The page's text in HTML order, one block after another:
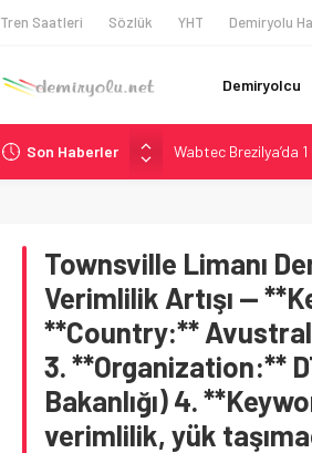
Tren Saatleri Sözlük YHT Demiryolu
Demiryolcu
Son Haberler
Wabtec Brezilya’da
ABD’de CREATE
DB Modernizasyon
Utah’ta 31 Milyon
Townsville Limanı
Verimlilik Artışı —
**Country:**
3. **Organization:**
Bakanlığı) 4.
verimlilik, yük